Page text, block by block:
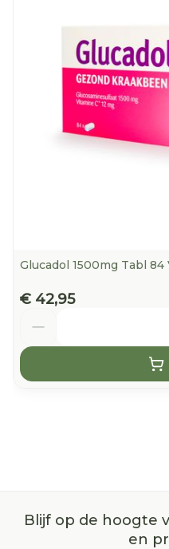
Dieetbeperkingen
Glucadol 1500mg Tabl
€ 42,95
Blijf op de hoogte
en